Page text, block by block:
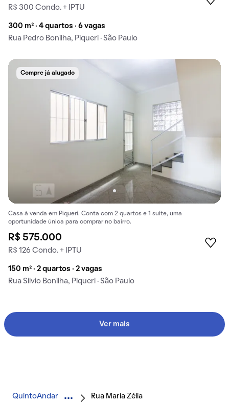
R$ 300 Condo. + IPTU
300 m² · 4 quartos · 6 vagas
Rua Pedro Bonilha, Piqueri · São Paulo
Compre já alugado
Casa à venda em Piqueri. Conta com 2 quartos e 1 suíte, uma
oportunidade única para comprar no bairro.
R$ 575.000
R$ 126 Condo. + IPTU
150 m² · 2 quartos · 2 vagas
Rua Silvio Bonilha, Piqueri · São Paulo
Ver mais
QuintoAndar Rua Maria Zélia